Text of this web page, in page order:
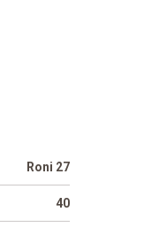
Roni 27
40